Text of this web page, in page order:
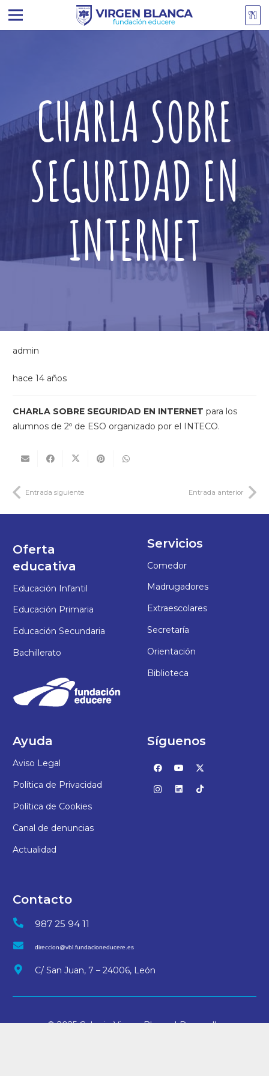
CHARLA SOBRE
SEGURIDAD EN
INTERNET
admin
hace 14 años
CHARLA SOBRE SEGURIDAD EN INTERNET para los
alumnos de 2º de ESO organizado por el INTECO.
Entrada siguiente Entrada anterior
Oferta
educativa
Educación Infantil
Educación Primaria
Educación Secundaria
Bachillerato
Servicios
Comedor
Madrugadores
Extraescolares
Secretaría
Orientación
Biblioteca
Ayuda
Aviso Legal
Política de Privacidad
Política de Cookies
Canal de denuncias
Actualidad
Síguenos
Contacto
987 25 94 11
direccion@vbl.fundacioneducere.es
C/ San Juan, 7 – 24006, León
© 2025 Colegio Virgen Blanca | Desarrollo